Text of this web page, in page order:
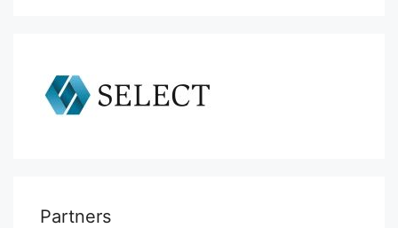
Partners